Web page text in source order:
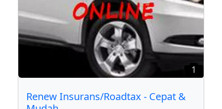
1
Renew Insurans/Roadtax - Cepat &